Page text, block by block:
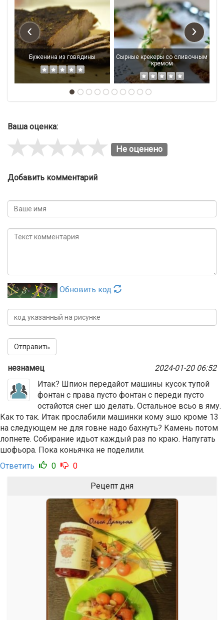
Буженина из говядины
Сырные крекеры со сливочным
кремом
‹ ›
Ваша оценка:
Не оценено
Добавить комментарий
Обновить код
Отправить
незнамец
2024-01-20 06:52
Итак? Шпион передайот машины кусок тупой
фонтан с права пусто фонтан с переди пусто
остайотся снег шо делать. Остальное всьо в яму.
Как то так. Итак прослабили машинки кому эшо кроме 13
на следующем не для говне надо бахнуть? Камень потом
лопнете. Собирание идьот каждый раз по краю. Напугать
шофьора. Пока коньячка не поделили.
Ответить
0 0
Рецепт дня